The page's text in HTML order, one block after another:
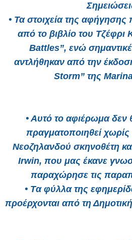
• Τα στοιχεία της αφήγησης
από το βιβλίο του Τζέφρι
Battles”, ενώ
αντλήθηκαν από την
Storm” της
• Αυτό το αφιέρωμα
πραγματοποιηθεί
Νεοζηλανδού σκηνοθέτη
Irwin, που μας έκανε
παραχώρησε τις
• Tα φύλλα της
προέρχονται από τη